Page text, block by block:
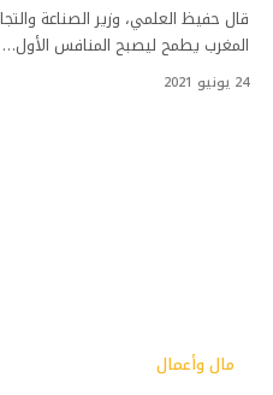
قال حفيظ العلمي، وزير الصناعة
المغرب يطمح ليصبح المنافس الأول…
24 يونيو 2021
مال وأعمال